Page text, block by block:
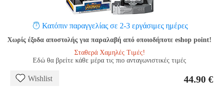
Κατόπιν παραγγελίας σε 2-3 εργάσιμες ημέρες
Χωρίς έξοδα αποστολής για παραλαβή από οποιοδήποτε eshop point!
Σταθερά Χαμηλές Τιμές!
Εδώ θα βρείτε κάθε μέρα τις πιο ανταγωνιστικές τιμές
Wishlist 44.90 €